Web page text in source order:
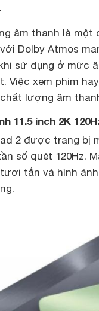
âm thanh là một
Dolby Atmos
sử dụng ở mức
Việc xem phim
lượng âm
11.5 inch 2K
2 được trang bị
số quét 120Hz.
tắn và hình